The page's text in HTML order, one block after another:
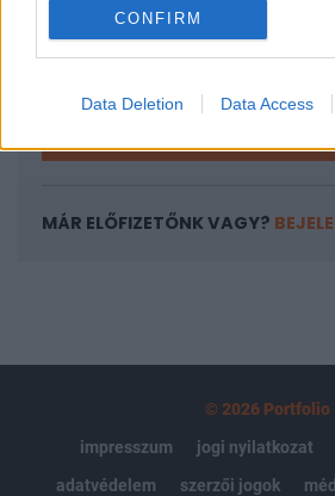
CONFIRM
Data Deletion Data Access
Portfolio.hu teljes cikkarchívum
Kötéslisták: BÉT elmúlt 2 év
MÁR ELŐFIZETŐNK VAGY?
© 2026 Portfolio
impresszum
jogi nyilatkozat
adatvédelem
szerzői jogok